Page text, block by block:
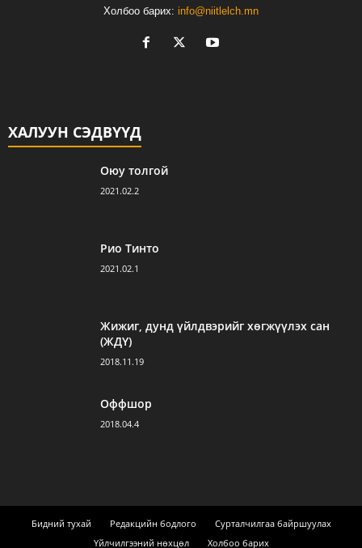
Холбоо барих: info@niitlelch.mn
ХАЛУУН СЭДВҮҮД
Оюу толгой
2021.02.2
Рио Тинто
2021.02.1
Жижиг, дунд үйлдвэрийг хөгжүүлэх сан
(ЖДҮ)
2018.11.19
Оффшор
2018.04.4
Бидний тухай Редакцийн бодлого
Сурталчилгаа байршуулах
Үйлчилгээний нөхцөл
Холбоо барих